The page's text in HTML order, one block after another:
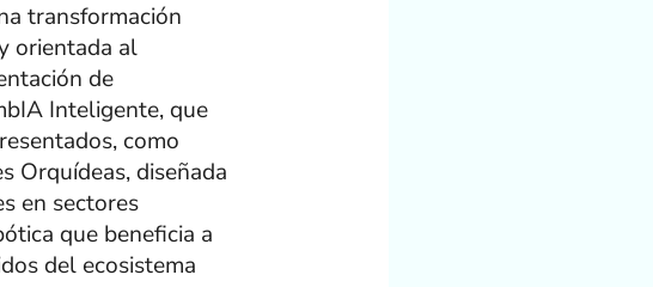
transformación
orientada al
de
Inteligente, que
como
Orquídeas, diseñada
en sectores
que beneficia a
del ecosistema